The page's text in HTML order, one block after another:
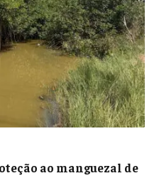
ao manguezal de